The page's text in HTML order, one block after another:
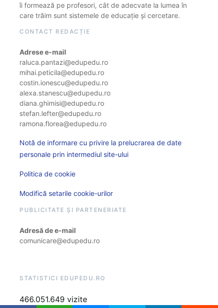
îi formează pe profesori, cât de adecvate la lumea în
care trăim sunt sistemele de educație și cercetare.
CONTACT REDACȚIE
Adrese e-mail
raluca.pantazi@edupedu.ro
mihai.peticila@edupedu.ro
costin.ionescu@edupedu.ro
alexa.stanescu@edupedu.ro
diana.ghimisi@edupedu.ro
stefan.lefter@edupedu.ro
ramona.florea@edupedu.ro
Notă de informare cu privire la prelucrarea de date
personale prin intermediul site-ului
Politica de cookie
Modifică setarile cookie-urilor
PUBLICITATE ȘI PARTENERIATE
Adresă de e-mail
comunicare@edupedu.ro
STATISTICI EDUPEDU.RO
466.051.649 vizite